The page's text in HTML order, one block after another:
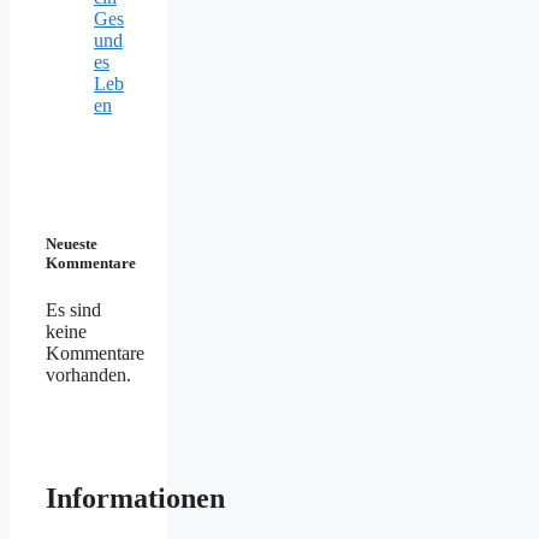
Ges
und
es
Leb
en
Neueste
Kommentare
Es sind
keine
Kommentare
vorhanden.
Informationen